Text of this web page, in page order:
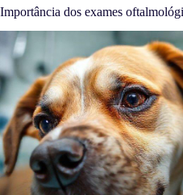
Importância dos exames